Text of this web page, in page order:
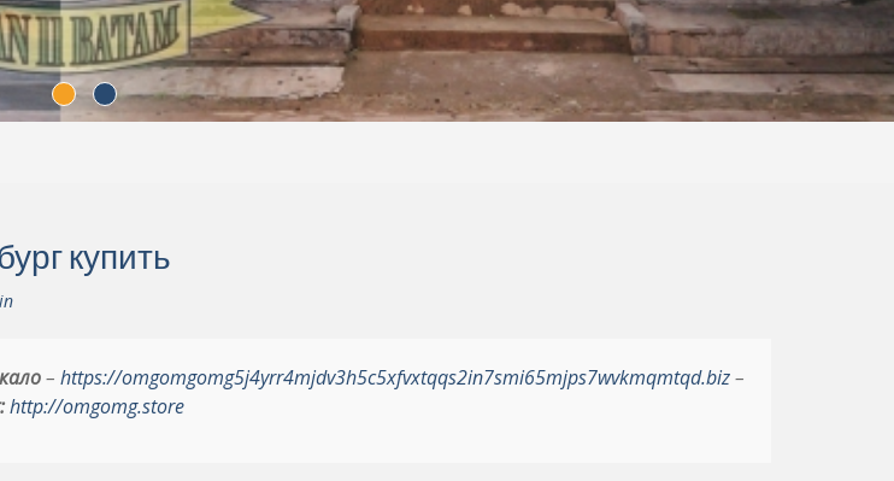
купить
– https://omgomgomg5j4yrr4mjdv3h5c5xfvxtqqs2in7smi65mjps7wvkmqmtqd.biz–
http://omgomg.store